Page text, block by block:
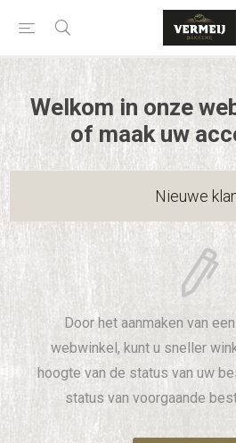
Welkom in onze
of maak uw
Nieuwe
Door het aanmaken van
webwinkel, kunt u sneller
hoogte van de status van uw
status van voorgaande